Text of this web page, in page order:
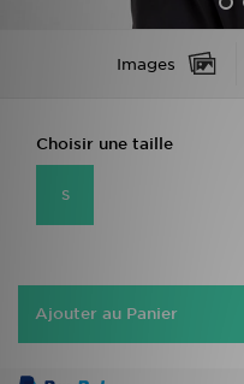
Images
Choisir une taille
S
Ajouter au Panier